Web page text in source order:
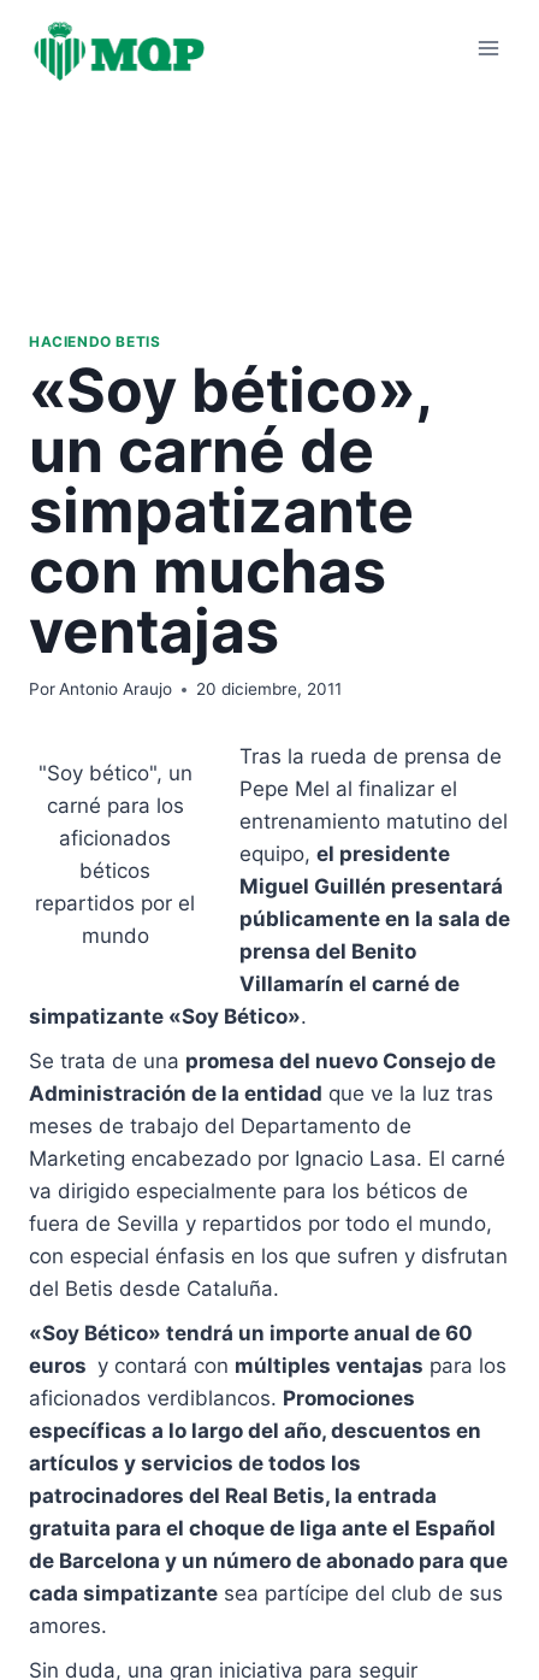
contenido
HACIENDO BETIS
«Soy bético»,
un carné de
simpatizante
con muchas
ventajas
PorAntonio Araujo 20 diciembre, 2011
"Soy bético", un
carné para los
aficionados
béticos
repartidos por el
mundo
Tras la rueda de prensa de
Pepe Mel al finalizar el
entrenamiento matutino del
equipo, el presidente
Miguel Guillén presentará
públicamente en la sala de
prensa del Benito
Villamarín el carné de
simpatizante «Soy Bético».
Se trata de una promesa del nuevo Consejo de
Administración de la entidad que ve la luz tras
meses de trabajo del Departamento de
Marketing encabezado por Ignacio Lasa. El carné
va dirigido especialmente para los béticos de
fuera de Sevilla y repartidos por todo el mundo,
con especial énfasis en los que sufren y disfrutan
del Betis desde Cataluña.
«Soy Bético» tendrá un importe anual de 60
euros y contará con múltiples ventajas para los
aficionados verdiblancos. Promociones
específicas a lo largo del año, descuentos en
artículos y servicios de todos los
patrocinadores del Real Betis, la entrada
gratuita para el choque de liga ante el Español
de Barcelona y un número de abonado para que
cada simpatizante sea partícipe del club de sus
amores.
Sin duda, una gran iniciativa para seguir